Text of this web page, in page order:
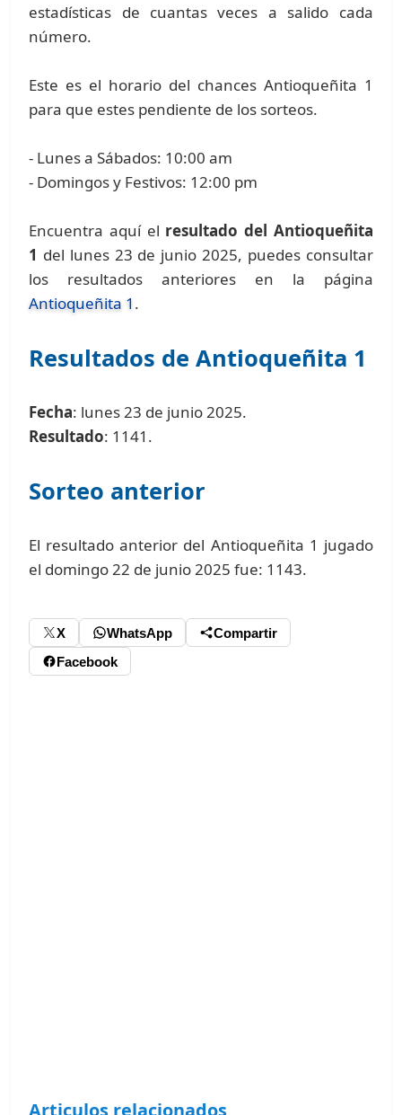
estadísticas de cuantas veces a salido cada
número.
Este es el horario del chances Antioqueñita 1
para que estes pendiente de los sorteos.
- Lunes a Sábados: 10:00 am
- Domingos y Festivos: 12:00 pm
Encuentra aquí el resultado del Antioqueñita
1 del lunes 23 de junio 2025, puedes consultar
los resultados anteriores en la página
Antioqueñita 1.
Resultados de Antioqueñita 1
Fecha: lunes 23 de junio 2025.
Resultado: 1141.
Sorteo anterior
El resultado anterior del Antioqueñita 1 jugado
el domingo 22 de junio 2025 fue: 1143.
X WhatsApp
Compartir
Facebook